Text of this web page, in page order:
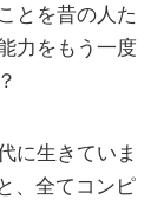
とを昔の人た
力をもう一度
に生きていま
、全てコンピ